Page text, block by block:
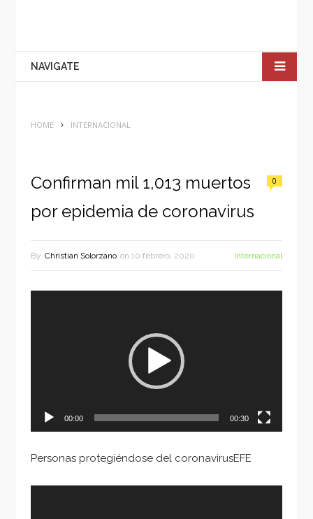
NAVIGATE
HOME INTERNACIONAL
Confirman mil 1,013 muertos
por epidemia de coronavirus
0
By Christian Solorzano on 10 febrero, 2020 Internacional
00:00 00:30
Personas protegiéndose del coronavirusEFE